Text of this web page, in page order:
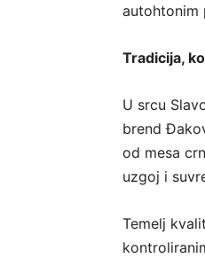
autohtonim
Tradicija,
U srcu
brend
od mesa
uzgoj i
Temelj